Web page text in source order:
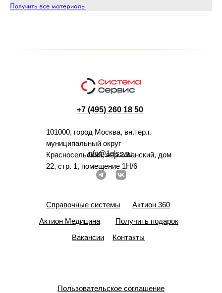
Получить все материалы
+7 (495) 260 18 50
101000, город Москва, вн.тер.г.
муниципальный округ
Красносельский, пер. Уланский, дом
22, стр. 1, помещение 1Н/6
info@1glss.ru
Справочные системы
Актион 360
Актион Медицина
Получить подарок
Вакансии
Контакты
Пользовательское соглашение